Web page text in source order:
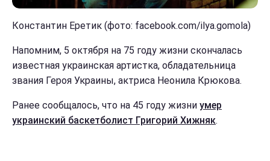
Константин Еретик (фото: facebook.com/ilya.gomola)
Напомним, 5 октября на 75 году жизни скончалась
известная украинская артистка, обладательница
звания Героя Украины, актриса Неонила Крюкова.
Ранее сообщалось, что на 45 году жизни умер
украинский баскетболист Григорий Хижняк.